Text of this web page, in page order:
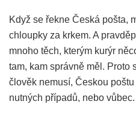
Když se řekne Česká pošta,
chloupky za krkem. A
mnoho těch, kterým kurýr
tam, kam správně měl. Proto
člověk nemusí, Českou
nutných případů, nebo vůbec.